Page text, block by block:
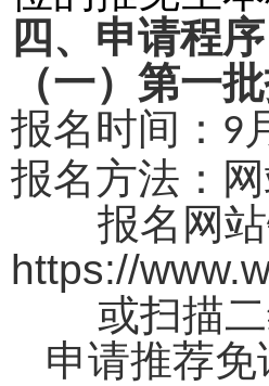
四、申请程序
（一）第一
报名时间： 9
报名方法：
报名网站
https://
或扫描二
申请推荐